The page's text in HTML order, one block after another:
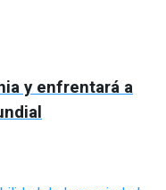
y enfrentará a